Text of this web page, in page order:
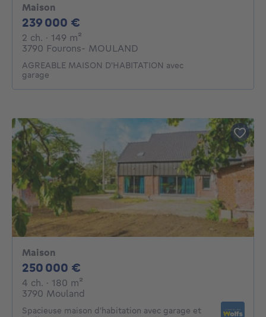
Maison
239 000 €
2 ch. 2 chambres
· 149 m²
3790 Fourons- MOULAND
AGREABLE MAISON D'HABITATION avec
garage
Maison
250 000 €
4 ch. 4 chambres
· 180 m²
3790 Mouland
Spacieuse maison d'habitation avec garage et